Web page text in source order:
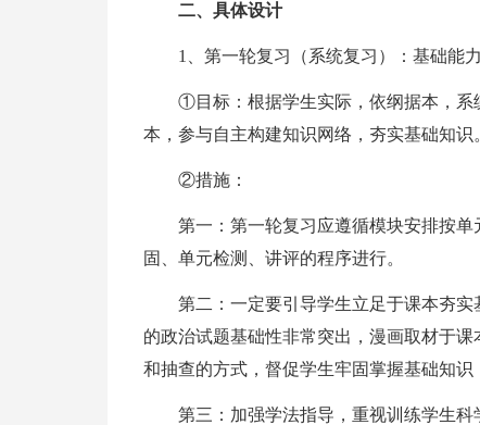
二、具体设计
1、第一轮复习（系统复习）：基础能力
①目标：根据学生实际，依纲据本，系
本，参与自主构建知识网络，夯实基础知识。
②措施：
第一：第一轮复习应遵循模块安排按
固、单元检测、讲评的程序进行。
第二：一定要引导学生立足于课本夯
的政治试题基础性非常突出，漫画取材于
和抽查的方式，督促学生牢固掌握基础知识
第三：加强学法指导，重视训练学生